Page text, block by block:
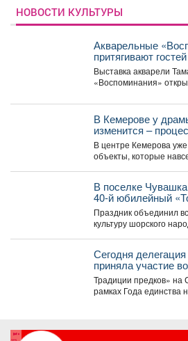
НОВОСТИ КУЛЬТУРЫ
Акварельные
притягивают
Выставка акварели
«Воспоминания»
В Кемерове у
изменится –
В центре Кемерова
объекты, которые
В поселке
40-й юбилейный
Пайрам-2026».
Праздник объединил
культуру шорского народа. Гости
Сегодня
приняла участие
коренных народов.
Традиции предков» на
рамках Года единства